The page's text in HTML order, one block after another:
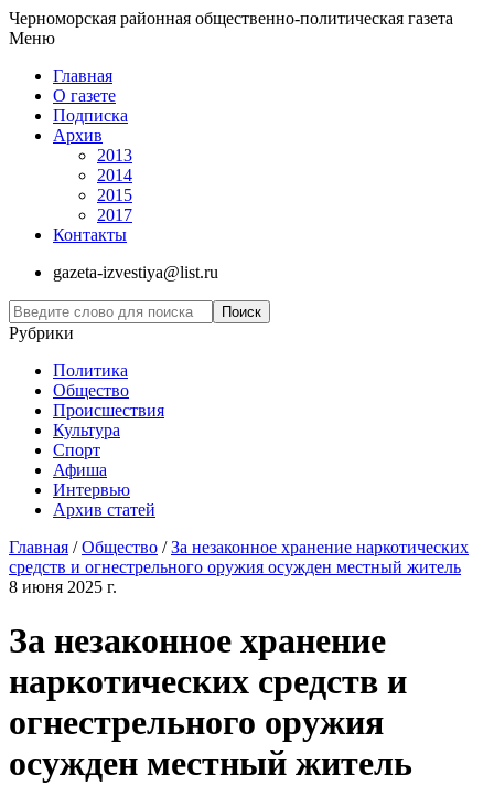
Черноморская районная общественно-политическая газета
Меню
Главная
О газете
Подписка
Архив
2013
2014
2015
2017
Контакты
gazeta-izvestiya@list.ru
Рубрики
Политика
Общество
Проиcшествия
Культура
Спорт
Афиша
Интервью
Архив статей
Главная /Общество /За незаконное хранение наркотических
средств и огнестрельного оружия осужден местный житель
8 июня 2025 г.
За незаконное хранение
наркотических средств и
огнестрельного оружия
осужден местный житель